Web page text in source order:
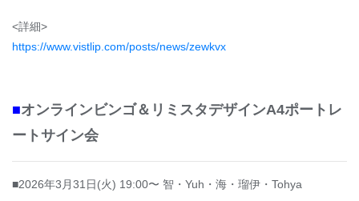
<詳細>
https://www.vistlip.com/posts/news/zewkvx
■オンラインビンゴ＆リミスタデザインA4ポートレ
ートサイン会
■2026年3月31日(火) 19:00〜 智・Yuh・海・瑠伊・Tohya